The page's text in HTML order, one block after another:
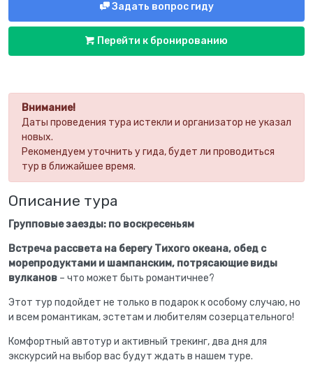
Внимание!
Даты проведения тура истекли и организатор не указал
новых.
Рекомендуем уточнить у гида, будет ли проводиться
тур в ближайшее время.
Описание тура
Групповые заезды: по воскресеньям
Встреча рассвета на берегу Тихого океана, обед с
морепродуктами и шампанским, потрясающие виды
вулканов – что может быть романтичнее?
Этот тур подойдет не только в подарок к особому случаю, но
и всем романтикам, эстетам и любителям созерцательного!
Комфортный автотур и активный трекинг, два дня для
экскурсий на выбор вас будут ждать в нашем туре.
Задать вопрос гиду
Перейти к бронированию